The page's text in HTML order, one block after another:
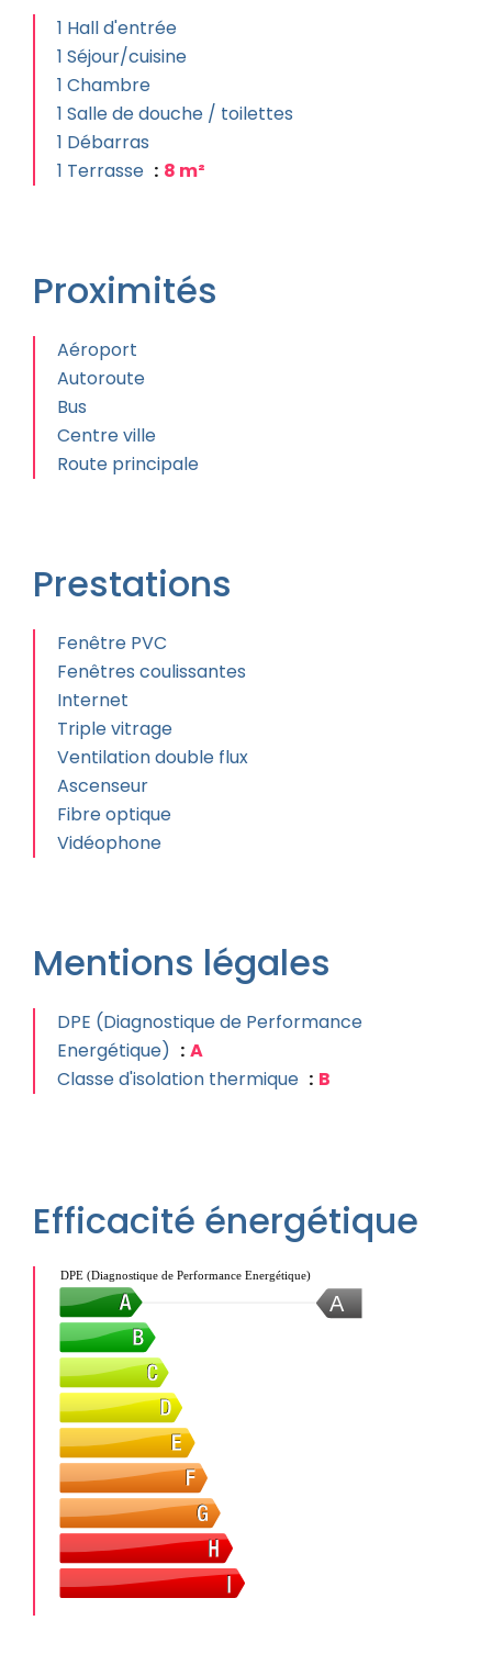
1 Hall d'entrée
1 Séjour/cuisine
1 Chambre
1 Salle de douche / toilettes
1 Débarras
1 Terrasse
8 m²
Proximités
Aéroport
Autoroute
Bus
Centre ville
Route principale
Prestations
Fenêtre PVC
Fenêtres coulissantes
Internet
Triple vitrage
Ventilation double flux
Ascenseur
Fibre optique
Vidéophone
Mentions légales
DPE (Diagnostique de Performance
Energétique)
A
Classe d'isolation thermique
B
Efficacité énergétique
A
DPE (Diagnostique de Performance Energétique)